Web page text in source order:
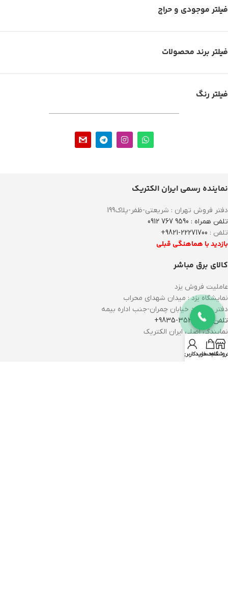
فیلتر موجودی و حراج
فیلتر برند محصولات
فیلتر رنگ
نماینده رسمی ایران الکتریک
دفتر فروش تهران : شریعتی-ظفر-پلاک199
تلفن همراه : 9590 767 0912
تلفن : 22271700-9821+
بازدید با هماهنگی قبلی
کالای برق مباشر
عاملیت فروش یزد
نمایشگاه یزد : میدان شهدای محراب
دفتر یزد : یزد خیابان چمران-جنب اداره بیمه
تلفن: 35309590-9835+
نمایندگی اصلی ایران الکتریک
با ما باشید
سبد خرید
حساب کاربری من